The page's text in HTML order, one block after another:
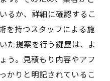
るか、詳細に確認するこ
を持つスタッフによる施
た提案を行う鍵屋は、よ
う。見積もり内容やアフ
かりと明記されているこ